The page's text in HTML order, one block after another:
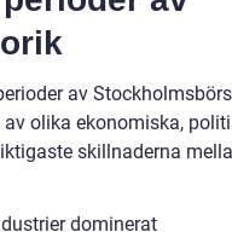
av
olika ekonomiska,
skillnaderna
dominerat